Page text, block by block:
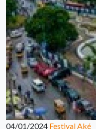
04/01/2024 Festival Aké